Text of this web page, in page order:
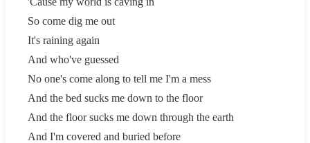
So come dig me out
It's raining again
And who've guessed
No one's come along to tell me I'm a mess
And the bed sucks me down to the floor
And the floor sucks me down through the earth
And I'm covered and buried before